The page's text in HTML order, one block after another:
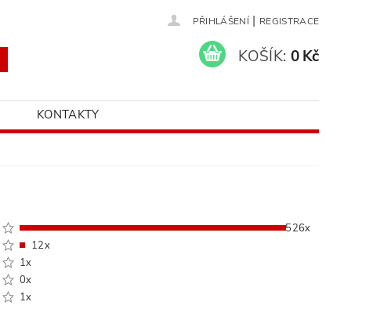
PŘIHLÁŠENÍ | REGISTRACE
KOŠÍK: 0 Kč
KONTAKTY
526x
12x
1x
0x
1x